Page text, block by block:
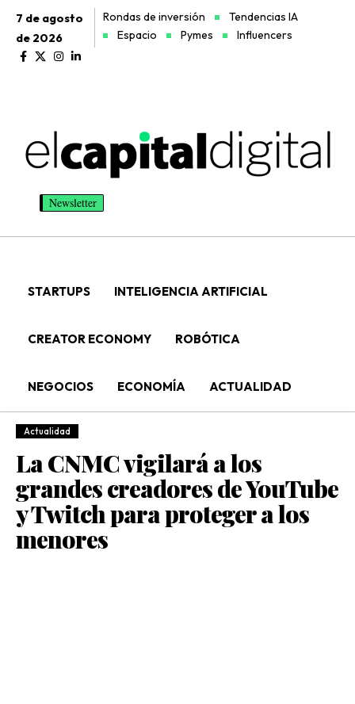
7 de agosto
de 2026
Rondas de inversión
Tendencias IA
Espacio
Pymes Influencers
Newsletter
STARTUPS INTELIGENCIA ARTIFICIAL
CREATOR ECONOMY ROBÓTICA
NEGOCIOS ECONOMÍA ACTUALIDAD
Actualidad
La CNMC vigilará a los
grandes creadores de YouTube
y Twitch para proteger a los
menores